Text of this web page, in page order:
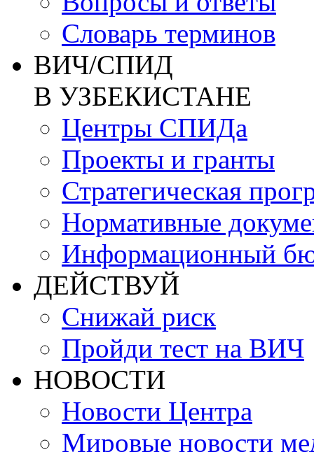
Словарь терминов
ВИЧ/СПИД
В УЗБЕКИСТАНЕ
Центры СПИДа
Проекты и гранты
Стратегическая
Нормативные
Информационный
ДЕЙСТВУЙ
Снижай риск
Пройди тест на ВИЧ
НОВОСТИ
Новости Центра
Мировые новости